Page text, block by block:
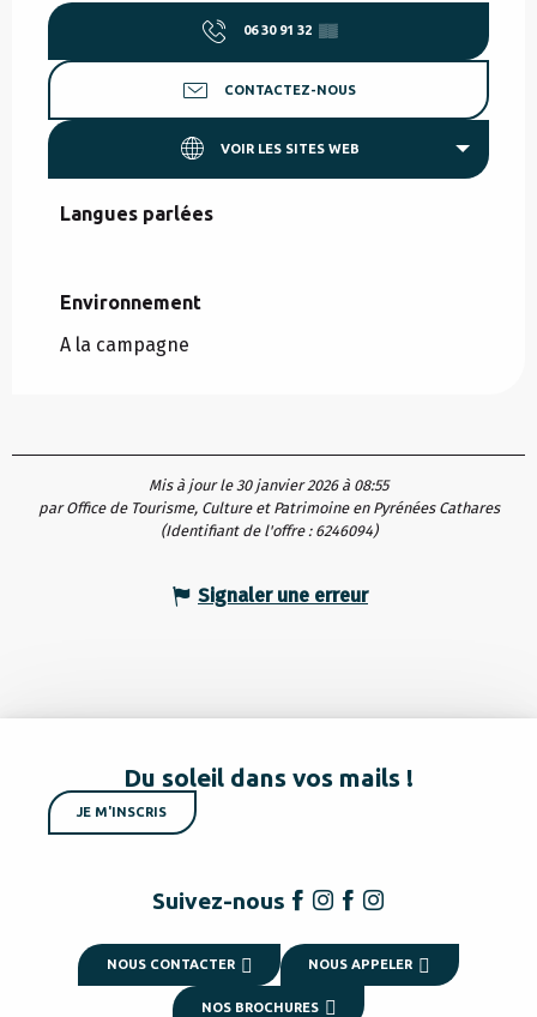
06 30 91 32 ▒▒
CONTACTEZ-NOUS
VOIR LES SITES WEB
Langues parlées
Langues parlées
Environnement
Environnement
A la campagne
Mis à jour le 30 janvier 2026 à 08:55
par Office de Tourisme, Culture et Patrimoine en Pyrénées Cathares
(Identifiant de l'offre : 6246094)
Signaler une erreur
Du soleil dans vos mails !
JE M'INSCRIS
Suivez-nous
NOUS CONTACTER NOUS APPELER
NOS BROCHURES